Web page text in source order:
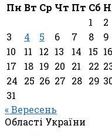
Пн Вт Ср Чт Пт Сб
1
2
3
4 5 6 7 8
9
10
11 12 13 14 15 16
17
18 19 20 21 22
24
25 26 27 28 29
31
« Вересень
Області України